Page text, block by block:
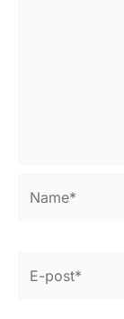
post*